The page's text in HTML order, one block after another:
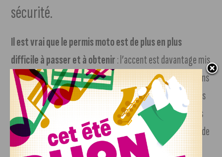
sécurité.
Il est vrai que le permis moto est de plus en plus
difficile à passer et à obtenir: l’accent est davantage mis
sur les manoeuvres d’évitements, de sécurité. Des questions
de vérifications sont posées à l’examen. Les jeunes motards
sont donc sensibilisés dès les premières heures à l’état des
pneus, des freins, de l’équipement et des autres éléments de
sécurité de la moto, peu importe la cylindrée.